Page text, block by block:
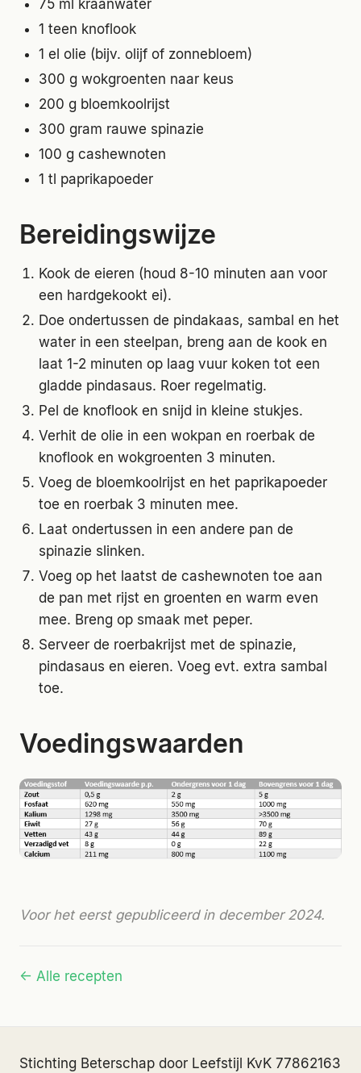
75 ml kraanwater
1 teen knoflook
1 el olie (bijv. olijf of zonnebloem)
300 g wokgroenten naar keus
200 g bloemkoolrijst
300 gram rauwe spinazie
100 g cashewnoten
1 tl paprikapoeder
Bereidingswijze
Kook de eieren (houd 8-10 minuten aan voor
een hardgekookt ei).
Doe ondertussen de pindakaas, sambal en het
water in een steelpan, breng aan de kook en
laat 1-2 minuten op laag vuur koken tot een
gladde pindasaus. Roer regelmatig.
Pel de knoflook en snijd in kleine stukjes.
Verhit de olie in een wokpan en roerbak de
knoflook en wokgroenten 3 minuten.
Voeg de bloemkoolrijst en het paprikapoeder
toe en roerbak 3 minuten mee.
Laat ondertussen in een andere pan de
spinazie slinken.
Voeg op het laatst de cashewnoten toe aan
de pan met rijst en groenten en warm even
mee. Breng op smaak met peper.
Serveer de roerbakrijst met de spinazie,
pindasaus en eieren. Voeg evt. extra sambal
toe.
Voedingswaarden
Voor het eerst gepubliceerd in december 2024.
← Alle recepten
Stichting Beterschap door Leefstijl KvK 77862163